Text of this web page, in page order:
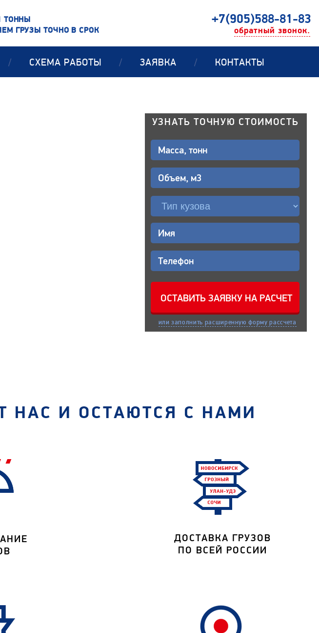
ТОННЫ
ГРУЗЫ ТОЧНО В СРОК
+7(905)588-81-83
обратный звонок.
/ СХЕМА РАБОТЫ / ЗАЯВКА / КОНТАКТЫ
УЗНАТЬ ТОЧНУЮ СТОИМОСТЬ
или заполнить расширенную форму рассчета
НАС И ОСТАЮТСЯ С НАМИ
ДОСТАВКА ГРУЗОВ
ПО ВСЕЙ РОССИИ